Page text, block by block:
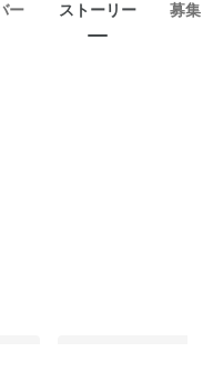
ー ストーリー 募集